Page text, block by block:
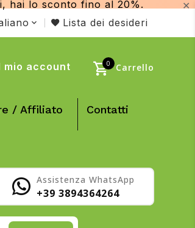
✕
hai lo sconto fino al 20%.
Lista dei desideri
Carrello
0
mio account
/ Affiliato Contatti
Assistenza WhatsApp
+39 3894364264